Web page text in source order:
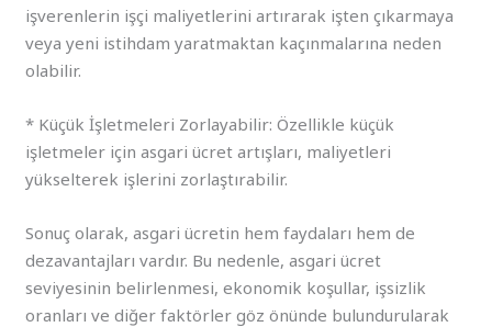
işverenlerin işçi maliyetlerini artırarak işten çıkarmaya
veya yeni istihdam yaratmaktan kaçınmalarına neden
olabilir.
* Küçük İşletmeleri Zorlayabilir: Özellikle küçük
işletmeler için asgari ücret artışları, maliyetleri
yükselterek işlerini zorlaştırabilir.
Sonuç olarak, asgari ücretin hem faydaları hem de
dezavantajları vardır. Bu nedenle, asgari ücret
seviyesinin belirlenmesi, ekonomik koşullar, işsizlik
oranları ve diğer faktörler göz önünde bulundurularak